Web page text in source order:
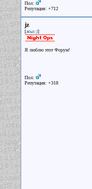
Пол:
Репутация: +712
jz
[жыз:)]
Я люблю этот Форум!
Пол:
Репутация: +318